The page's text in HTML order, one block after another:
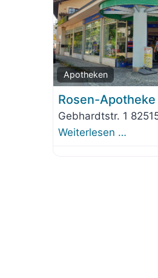
Apotheken
Rosen-Apotheke
Gebhardtstr. 1
Weiterlesen …